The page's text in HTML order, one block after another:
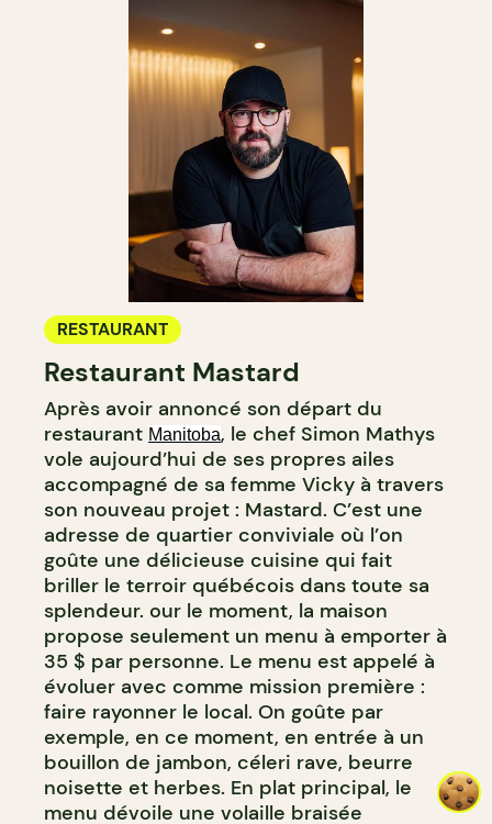
RESTAURANT
Restaurant Mastard
Après avoir annoncé son départ du
restaurant Manitoba, le chef Simon Mathys
vole aujourd’hui de ses propres ailes
accompagné de sa femme Vicky à travers
son nouveau projet : Mastard. C’est une
adresse de quartier conviviale où l’on
goûte une délicieuse cuisine qui fait
briller le terroir québécois dans toute sa
splendeur. our le moment, la maison
propose seulement un menu à emporter à
35 $ par personne. Le menu est appelé à
évoluer avec comme mission première :
faire rayonner le local. On goûte par
exemple, en ce moment, en entrée à un
bouillon de jambon, céleri rave, beurre
noisette et herbes. En plat principal, le
menu dévoile une volaille braisée